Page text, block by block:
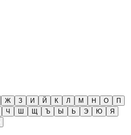
Ж З И Й К Л М Н О
П
Ч Ъ Ы Ь Э Ю
Я